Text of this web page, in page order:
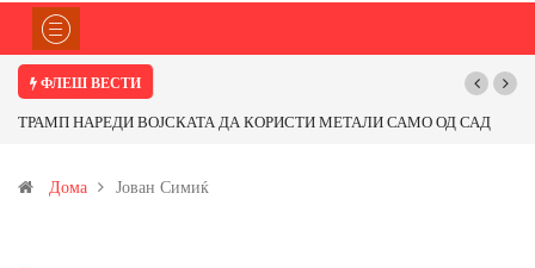
ФЛЕШ ВЕСТИ
ТРАМП НАРЕДИ ВОЈСКАТА ДА КОРИСТИ МЕТАЛИ САМО ОД САД
Иловица и со антимонот?
Дома Јован Симиќ